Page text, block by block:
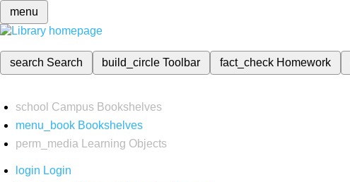
menu
search Search build_circleToolbar fact_check Homework
school Campus Bookshelves
menu_book Bookshelves
perm_media
Learning Objects
login Login